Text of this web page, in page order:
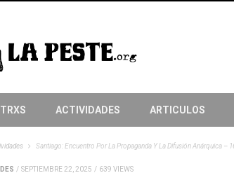
ACTIVIDADES ARTICULOS
Santiago: Encuentro Por La Propaganda Y La Difusión Anárquica –
/ SEPTIEMBRE 22, 2025 / 639 VIEWS